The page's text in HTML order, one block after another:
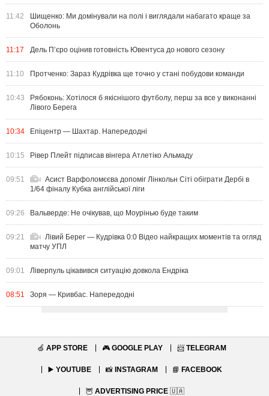
11:42
Шищенко: Ми домінували на полі і виглядали набагато краще за
Оболонь
11:17 Дель П’єро оцінив готовність Ювентуса до нового сезону
11:10 Протченко: Зараз Кудрівка ще точно у стані побудови команди
10:43
Рябоконь: Хотілося б якіснішого футболу, перш за все у виконанні
Лівого Берега
10:34 Епіцентр — Шахтар. Напередодні
10:15 Рівер Плейт підписав вінгера Атлетіко Альмаду
09:51
Асист Варфоломєєва допоміг Лінкольн Сіті обіграти Дербі в
1/64 фіналу Кубка англійської ліги
09:26 Вальверде: Не очікував, що Моурінью буде таким
09:21
Лівий Берег — Кудрівка 0:0 Відео найкращих моментів та огляд
матчу УПЛ
09:01 Ліверпуль цікавився ситуацію довкола Ендріка
08:51 Зоря — Кривбас. Напередодні
🍏 APP STORE 🎮 GOOGLE PLAY 📨 TELEGRAM
▶️ YOUTUBE 📸 INSTAGRAM 📘 FACEBOOK
🦉 ADVERTISING PRICE 🇺🇦